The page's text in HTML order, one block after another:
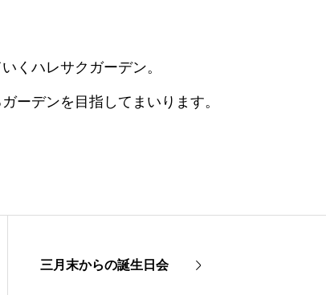
くハレサクガーデン。
ーデンを目指してまいります。
三月末からの誕生日会